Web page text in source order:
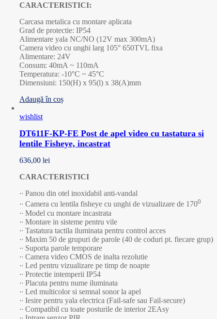
CARACTERISTICI:
Carcasa metalica cu montare aplicata
Grad de protectie: IP54
Alimentare yala NC/NO (12V max 300mA)
Camera video cu unghi larg 105° 650TVL fixa
Alimentare: 24V
Consum: 40mA ~ 110mA
Temperatura: -10°C ~ 45°C
Dimensiuni: 150(H) x 95(l) x 38(A)mm
Adaugă în coș
wishlist
DT611F-KP-FE Post de apel video cu tastatura si
lentile Fisheye, incastrat
636,00 lei
CARACTERISTICI
∙∙ Panou din otel inoxidabil anti-vandal
∙∙ Camera cu lentila fisheye cu unghi de vizualizare de 1700
∙∙ Model cu montare incastrata
∙∙ Montare in sisteme pentru vile
∙∙ Tastatura tactila iluminata pentru control acces
∙∙ Maxim 50 de grupuri de parole (40 de coduri pt. fiecare grup)
∙∙ Suporta parole temporare
∙∙ Camera video CMOS de inalta rezolutie
∙∙ Led pentru vizualizare pe timp de noapte
∙∙ Protectie intemperii IP54
∙∙ Placuta pentru nume iluminata
∙∙ Led multicolor si semnal sonor la apel
∙∙ Iesire pentru yala electrica (Fail-safe sau Fail-secure)
∙∙ Compatibil cu toate posturile de interior 2EAsy